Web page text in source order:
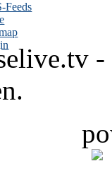
Feeds
-